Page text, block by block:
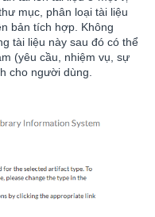
mục, phân loại tài liệu
bản tích hợp. Không
tài liệu này sau đó có thể
(yêu cầu, nhiệm vụ, sự
cho người dùng.